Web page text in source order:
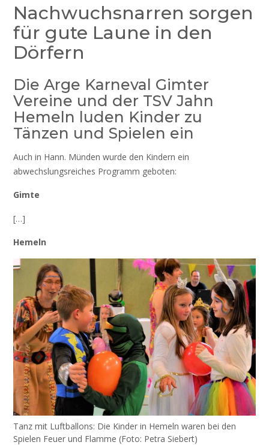
Nachwuchsnarren sorgen
für gute Laune in den
Dörfern
Die Arge Karneval Gimter
Vereine und der TSV Jahn
Hemeln luden Kinder zu
Tänzen und Spielen ein
Auch in Hann. Münden wurde den Kindern ein
abwechslungsreiches Programm geboten:
Gimte
[…]
Hemeln
Tanz mit Luftballons: Die Kinder in Hemeln waren bei den
Spielen Feuer und Flamme (Foto: Petra Siebert)